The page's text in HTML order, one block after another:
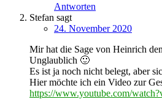
Antworten
Stefan sagt
24. November 2020
Mir hat die Sage von Heinrich
Unglaublich 🙂
Es ist ja noch nicht belegt, aber
Hier möchte ich ein Video zur
https://www.youtube.com/